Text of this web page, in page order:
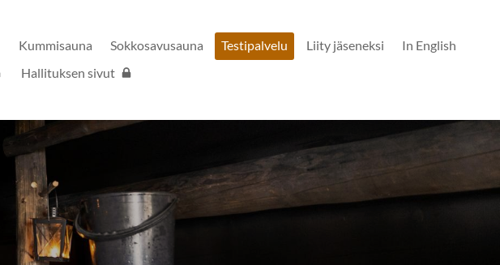
Kummisauna Sokkosavusauna Testipalvelu Liity jäseneksi
In English
Hallituksen sivut